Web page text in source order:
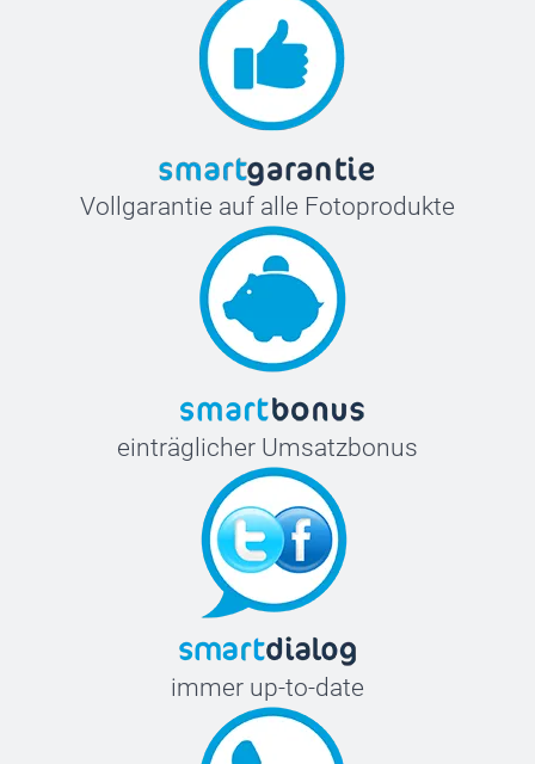
Vollgarantie auf alle Fotoprodukte
einträglicher Umsatzbonus
immer up-to-date